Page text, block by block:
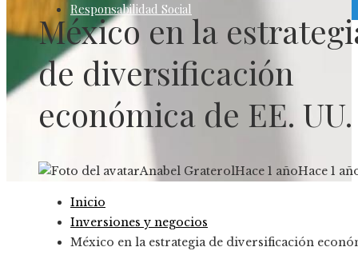
Responsabilidad Social
México en la
de diversificación
económica de EE. UU.
Anabel GraterolHace 1 añoHace 1
Inicio
Inversiones y negocios
México en la estrategia de diversificación